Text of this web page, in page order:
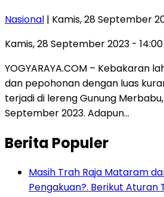
Nasional | Kamis, 28 September
Kamis, 28 September 2023 - 14:00
YOGYARAYA.COM – Kebakaran
dan pepohonan dengan luas
terjadi di lereng Gunung
September 2023. Adapun…
Berita Populer
Masih Trah Raja Mataram
Pengakuan?. Berikut Aturan